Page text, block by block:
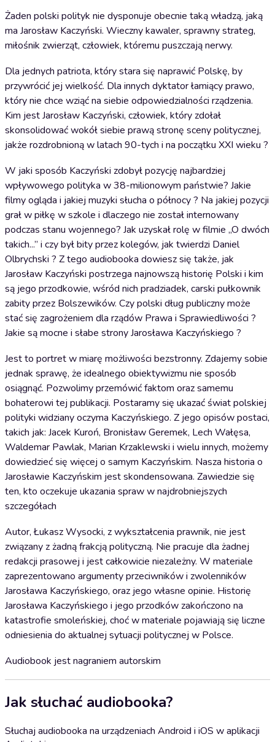
Żaden polski polityk nie dysponuje obecnie taką władzą, jaką
ma Jarosław Kaczyński. Wieczny kawaler, sprawny strateg,
miłośnik zwierząt, człowiek, któremu puszczają nerwy.
Dla jednych patriota, który stara się naprawić Polskę, by
przywrócić jej wielkość. Dla innych dyktator łamiący prawo,
który nie chce wziąć na siebie odpowiedzialności rządzenia.
Kim jest Jarosław Kaczyński, człowiek, który zdołał
skonsolidować wokół siebie prawą stronę sceny politycznej,
jakże rozdrobnioną w latach 90-tych i na początku XXI wieku ?
W jaki sposób Kaczyński zdobył pozycję najbardziej
wpływowego polityka w 38-milionowym państwie? Jakie
filmy ogląda i jakiej muzyki słucha o północy ? Na jakiej pozycji
grał w piłkę w szkole i dlaczego nie został internowany
podczas stanu wojennego? Jak uzyskał rolę w filmie „O dwóch
takich...” i czy był bity przez kolegów, jak twierdzi Daniel
Olbrychski ? Z tego audiobooka dowiesz się także, jak
Jarosław Kaczyński postrzega najnowszą historię Polski i kim
są jego przodkowie, wśród nich pradziadek, carski pułkownik
zabity przez Bolszewików. Czy polski dług publiczny może
stać się zagrożeniem dla rządów Prawa i Sprawiedliwości ?
Jakie są mocne i słabe strony Jarosława Kaczyńskiego ?
Jest to portret w miarę możliwości bezstronny. Zdajemy sobie
jednak sprawę, że idealnego obiektywizmu nie sposób
osiągnąć. Pozwolimy przemówić faktom oraz samemu
bohaterowi tej publikacji. Postaramy się ukazać świat polskiej
polityki widziany oczyma Kaczyńskiego. Z jego opisów postaci,
takich jak: Jacek Kuroń, Bronisław Geremek, Lech Wałęsa,
Waldemar Pawlak, Marian Krzaklewski i wielu innych, możemy
dowiedzieć się więcej o samym Kaczyńskim. Nasza historia o
Jarosławie Kaczyńskim jest skondensowana. Zawiedzie się
ten, kto oczekuje ukazania spraw w najdrobniejszych
szczegółach
Autor, Łukasz Wysocki, z wykształcenia prawnik, nie jest
związany z żadną frakcją polityczną. Nie pracuje dla żadnej
redakcji prasowej i jest całkowicie niezależny. W materiale
zaprezentowano argumenty przeciwników i zwolenników
Jarosława Kaczyńskiego, oraz jego własne opinie. Historię
Jarosława Kaczyńskiego i jego przodków zakończono na
katastrofie smoleńskiej, choć w materiale pojawiają się liczne
odniesienia do aktualnej sytuacji politycznej w Polsce.
Audiobook jest nagraniem autorskim
Jak słuchać audiobooka?
Słuchaj audiobooka na urządzeniach Android i iOS w aplikacji